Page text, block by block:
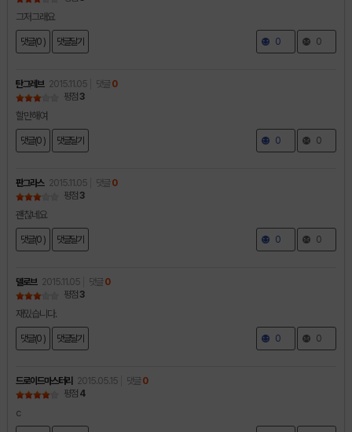
그저그래요
댓글(0 ) 댓글달기 0 0
탄그레브 2015.11.05 댓글 0
평점 3
할만해여
댓글(0 ) 댓글달기 0 0
판그라스 2015.11.05 댓글 0
평점 3
괜찮네요
댓글(0 ) 댓글달기 0 0
델로브 2015.11.05 댓글 0
평점 3
재밌습니다.
댓글(0 ) 댓글달기 0 0
드로이드마스터리 2015.05.15 댓글 0
평점 4
c